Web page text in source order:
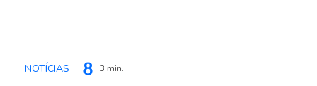
NOTÍCIAS 3 min.